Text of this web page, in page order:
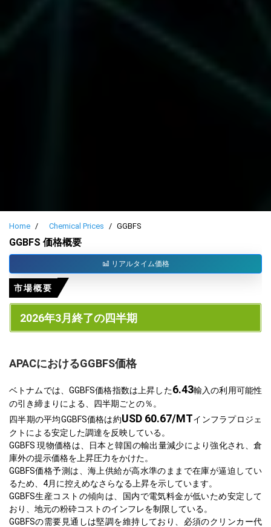
Home Chemical Prices GGBFS
GGBFS 価格概要
リアルタイム価格
市場概要
2026年3月終了の四半期
APACにおけるGGBFS価格
ベトナムでは、GGBFS価格指数は上昇した6.43輸入の利用可能性
の引き締まりによる、四半期ごとの％。
四半期の平均GGBFS価格は約USD 60.67/MTインフラプロジェ
クトによる安定した調達を反映している。
GGBFS 現物価格は、日本と韓国の輸出量減少により強化され、倉
庫外の提示価格を上昇圧力をかけた。
GGBFS価格予測は、海上供給が高水準のままで在庫が逼迫してい
るため、4月に控えめなさらなる上昇を示しています。
GGBFS生産コストの傾向は、国内で電気料金が低いため安定して
おり、地元の粉砕コストのインフレを制限している。
GGBFSの需要見通しは堅調を維持しており、必須のクリンカー代